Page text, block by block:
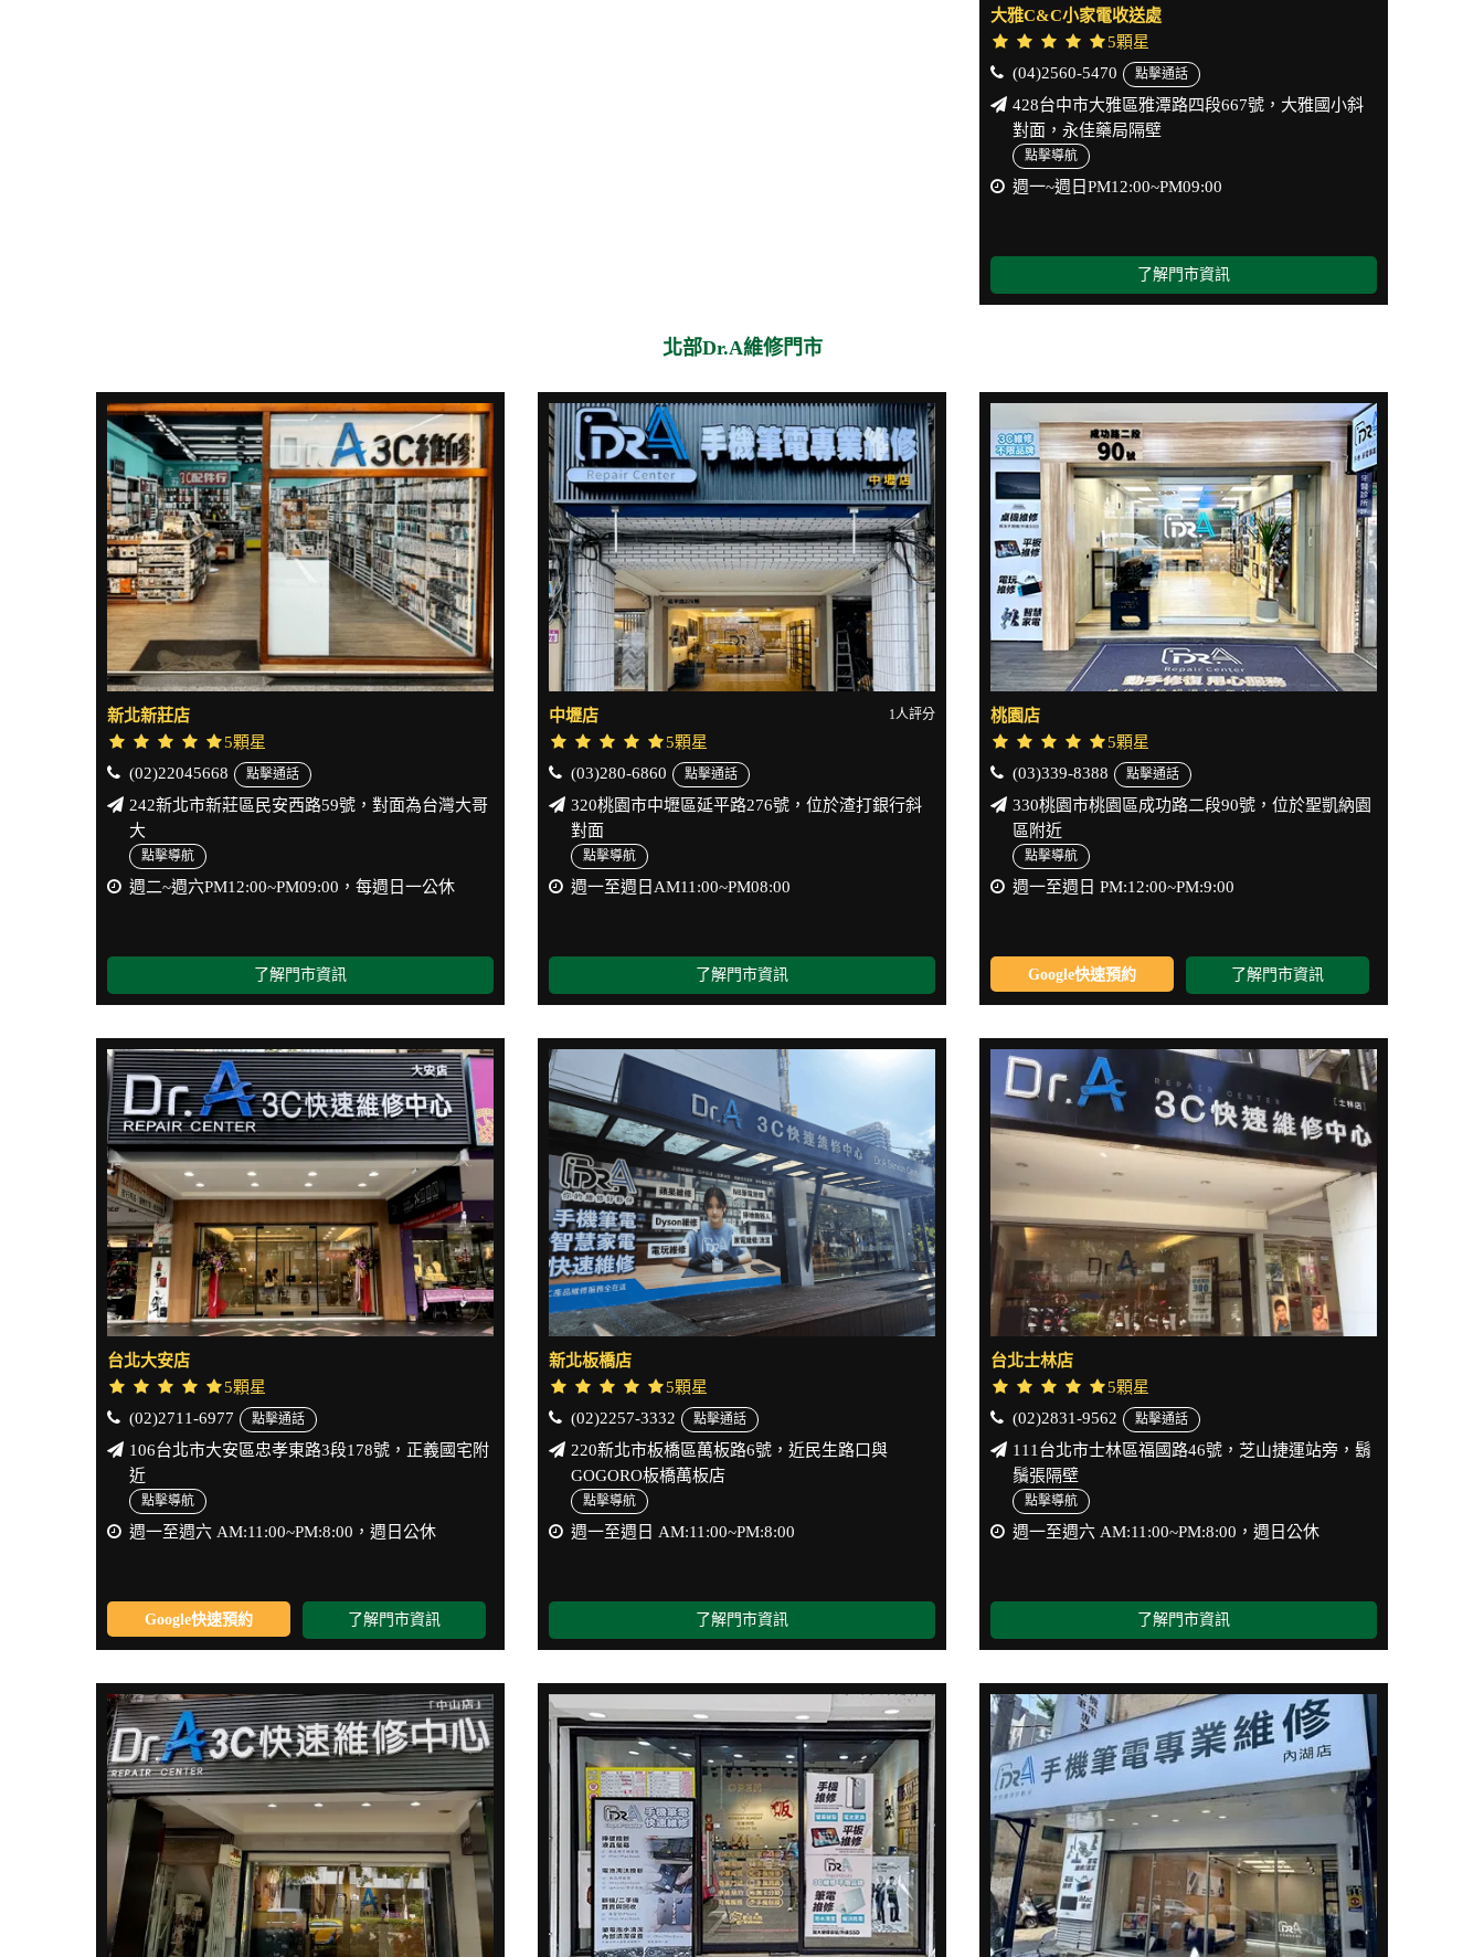
大雅C&C小家電收送處
5顆星
(04)2560-5470
點擊通話
428台中市大雅區雅潭路四段667號，大雅國小斜
對面，永佳藥局隔壁
點擊導航
週一~週日PM12:00~PM09:00
了解門市資訊
北部Dr.A維修門市
新北新莊店
5顆星
(02)22045668
點擊通話
242新北市新莊區民安西路59號，對面為台灣大哥
大
點擊導航
週二~週六PM12:00~PM09:00，每週日一公休
了解門市資訊
1人評分
中壢店
5顆星
(03)280-6860
點擊通話
320桃園市中壢區延平路276號，位於渣打銀行斜
對面
點擊導航
週一至週日AM11:00~PM08:00
了解門市資訊
桃園店
5顆星
(03)339-8388
點擊通話
330桃園市桃園區成功路二段90號，位於聖凱納園
區附近
點擊導航
週一至週日 PM:12:00~PM:9:00
Google快速預約 了解門市資訊
台北大安店
5顆星
(02)2711-6977
點擊通話
106台北市大安區忠孝東路3段178號，正義國宅附
近
點擊導航
週一至週六 AM:11:00~PM:8:00，週日公休
Google快速預約 了解門市資訊
新北板橋店
5顆星
(02)2257-3332
點擊通話
220新北市板橋區萬板路6號，近民生路口與
GOGORO板橋萬板店
點擊導航
週一至週日 AM:11:00~PM:8:00
了解門市資訊
台北士林店
5顆星
(02)2831-9562
點擊通話
111台北市士林區福國路46號，芝山捷運站旁，鬍
鬚張隔壁
點擊導航
週一至週六 AM:11:00~PM:8:00，週日公休
了解門市資訊